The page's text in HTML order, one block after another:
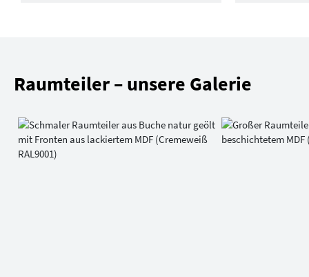
Raumteiler – unsere Galerie